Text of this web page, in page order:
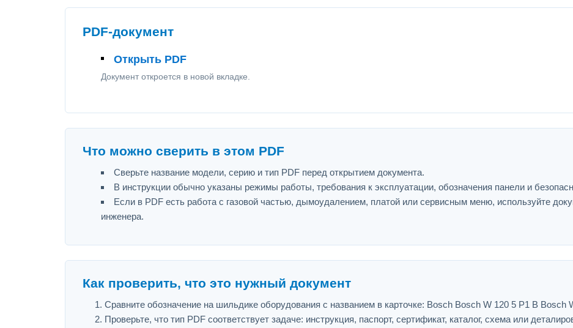
PDF-документ
Открыть PDF
Документ откроется в новой вкладке.
Что можно сверить в этом PDF
Сверьте название модели, серию и тип PDF перед открытием документа.
В инструкции обычно указаны режимы работы, требования к эксплуатации, обозначения панели и
Если в PDF есть работа с газовой частью, дымоудалением, платой или сервисным меню, используйте
инженера.
Как проверить, что это нужный документ
Сравните обозначение на шильдике оборудования с названием в карточке: Bosch Bosch W 120 5 P1 B Bosch
Проверьте, что тип PDF соответствует задаче: инструкция, паспорт, сертификат, каталог, схема или